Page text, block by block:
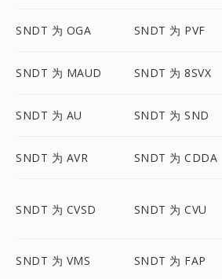
SNDT 为 OGA SNDT 为 PVF
SNDT 为 MAUD SNDT 为 8SVX
SNDT 为 AU SNDT 为 SND
SNDT 为 AVR SNDT 为 CDDA
SNDT 为 CVSD SNDT 为 CVU
SNDT 为 VMS SNDT 为 FAP